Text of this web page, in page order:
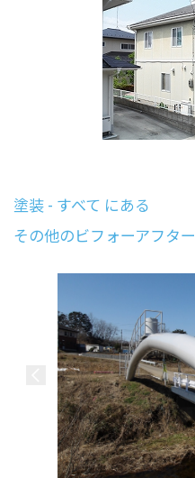
塗装 - すべて にある
その他のビフォーアフター